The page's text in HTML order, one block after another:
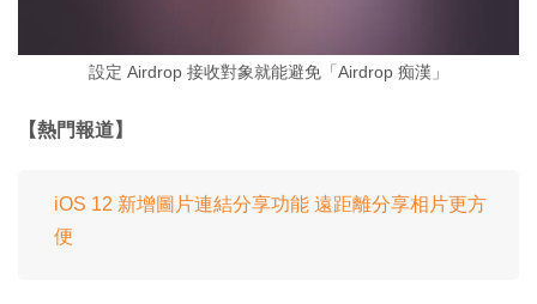
設定 Airdrop 接收對象就能避免「Airdrop 痴漢」
【熱門報道】
iOS 12 新增圖片連結分享功能 遠距離分享相片更方
便